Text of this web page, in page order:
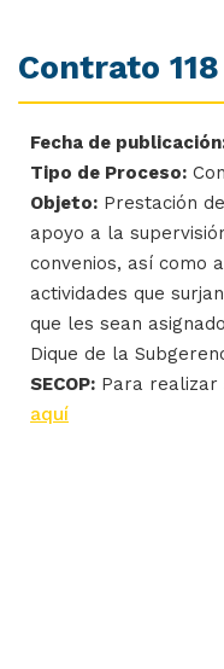
Contrato
Fecha de
Tipo de Proceso:
Objeto: Prestación
apoyo a la
convenios, así como
actividades que
que les sean
Dique de la
SECOP: Para realizar
aquí